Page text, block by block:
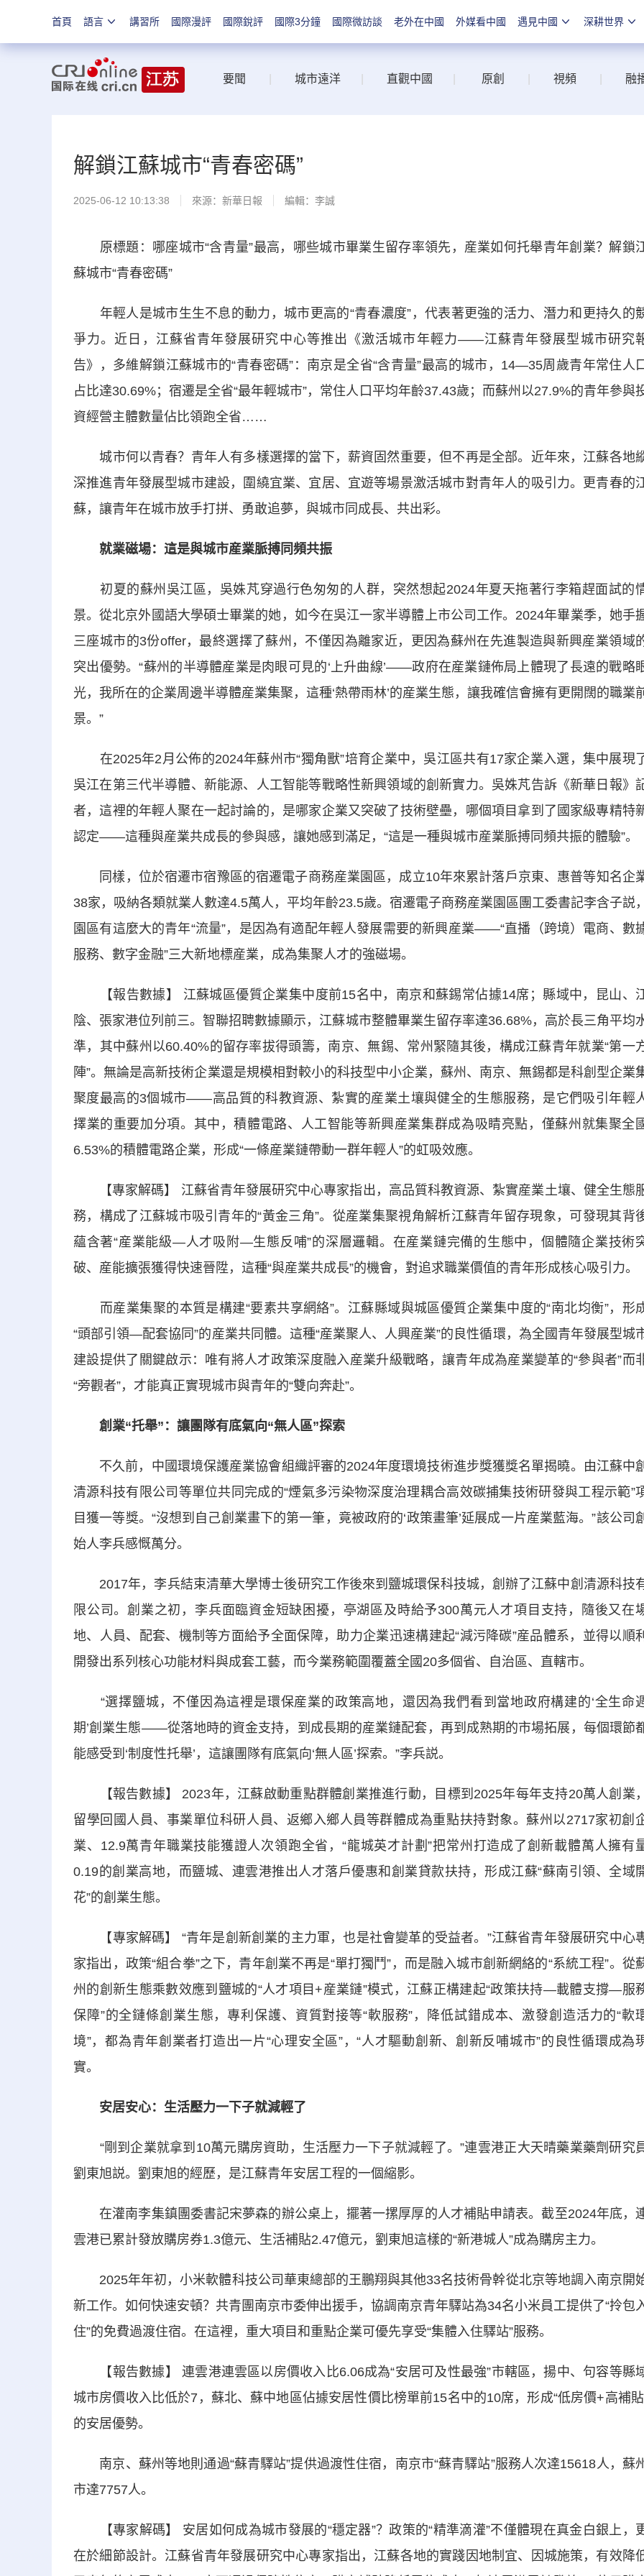
首頁 語言 講習所 國際漫評 國際銳評 國際3分鐘 國際微訪談 老外在中國 外媒看中國 遇見中國 深耕世界
要聞 城市遠洋 直觀中國 原創 視頻 融
解鎖江蘇城市“青春密碼”
2025-06-12 10:13:38 來源： 新華日報 編輯：李誠
原標題：哪座城市“含青量”最高，哪些城市畢業生留存率領先，産業如何托舉青年創業？解鎖
蘇城市“青春密碼”
年輕人是城市生生不息的動力，城市更高的“青春濃度”，代表著更強的活力、潛力和更持久的
爭力。近日，江蘇省青年發展研究中心等推出《激活城市年輕力——江蘇青年發展型城市研究
告》，多維解鎖江蘇城市的“青春密碼”：南京是全省“含青量”最高的城市，14—35周歲青年常住人
占比達30.69%；宿遷是全省“最年輕城市”，常住人口平均年齡37.43歲；而蘇州以27.9%的青年參與
資經營主體數量佔比領跑全省……
城市何以青春？青年人有多樣選擇的當下，薪資固然重要，但不再是全部。近年來，江蘇各地
深推進青年發展型城市建設，圍繞宜業、宜居、宜遊等場景激活城市對青年人的吸引力。更青春的
蘇，讓青年在城市放手打拼、勇敢追夢，與城市同成長、共出彩。
就業磁場：這是與城市産業脈搏同頻共振
初夏的蘇州吳江區，吳姝芃穿過行色匆匆的人群，突然想起2024年夏天拖著行李箱趕面試的
景。從北京外國語大學碩士畢業的她，如今在吳江一家半導體上市公司工作。2024年畢業季，她手
三座城市的3份offer，最終選擇了蘇州，不僅因為離家近，更因為蘇州在先進製造與新興産業領域
突出優勢。“蘇州的半導體産業是肉眼可見的‘上升曲線’——政府在産業鏈佈局上體現了長遠的戰略
光，我所在的企業周邊半導體産業集聚，這種‘熱帶雨林’的産業生態，讓我確信會擁有更開闊的職業
景。”
在2025年2月公佈的2024年蘇州市“獨角獸”培育企業中，吳江區共有17家企業入選，集中展現
吳江在第三代半導體、新能源、人工智能等戰略性新興領域的創新實力。吳姝芃告訴《新華日報》
者，這裡的年輕人聚在一起討論的，是哪家企業又突破了技術壁壘，哪個項目拿到了國家級專精特
認定——這種與産業共成長的參與感，讓她感到滿足，“這是一種與城市産業脈搏同頻共振的體驗”。
同樣，位於宿遷市宿豫區的宿遷電子商務産業園區，成立10年來累計落戶京東、惠普等知名企
38家，吸納各類就業人數達4.5萬人，平均年齡23.5歲。宿遷電子商務産業園區團工委書記李含子説，
園區有這麼大的青年“流量”，是因為有適配年輕人發展需要的新興産業——“直播（跨境）電商、數
服務、數字金融”三大新地標産業，成為集聚人才的強磁場。
【報告數據】 江蘇城區優質企業集中度前15名中，南京和蘇錫常佔據14席；縣域中，昆山、
陰、張家港位列前三。智聯招聘數據顯示，江蘇城市整體畢業生留存率達36.68%，高於長三角平均
準，其中蘇州以60.40%的留存率拔得頭籌，南京、無錫、常州緊隨其後，構成江蘇青年就業“第一
陣”。無論是高新技術企業還是規模相對較小的科技型中小企業，蘇州、南京、無錫都是科創型企業
聚度最高的3個城市——高品質的科教資源、紮實的産業土壤與健全的生態服務，是它們吸引年輕
擇業的重要加分項。其中，積體電路、人工智能等新興産業集群成為吸睛亮點，僅蘇州就集聚全
6.53%的積體電路企業，形成“一條産業鏈帶動一群年輕人”的虹吸效應。
【專家解碼】 江蘇省青年發展研究中心專家指出，高品質科教資源、紮實産業土壤、健全生態
務，構成了江蘇城市吸引青年的“黃金三角”。從産業集聚視角解析江蘇青年留存現象，可發現其背
蘊含著“産業能級—人才吸附—生態反哺”的深層邏輯。在産業鏈完備的生態中，個體隨企業技術
破、産能擴張獲得快速晉陞，這種“與産業共成長”的機會，對追求職業價值的青年形成核心吸引力。
而産業集聚的本質是構建“要素共享網絡”。江蘇縣域與城區優質企業集中度的“南北均衡”，形
“頭部引領—配套協同”的産業共同體。這種“産業聚人、人興産業”的良性循環，為全國青年發展型城
建設提供了關鍵啟示：唯有將人才政策深度融入産業升級戰略，讓青年成為産業變革的“參與者”而
“旁觀者”，才能真正實現城市與青年的“雙向奔赴”。
創業“托舉”：讓團隊有底氣向“無人區”探索
不久前，中國環境保護産業協會組織評審的2024年度環境技術進步獎獲獎名單揭曉。由江蘇中創
清源科技有限公司等單位共同完成的“煙氣多污染物深度治理耦合高效碳捕集技術研發與工程示範”
目獲一等獎。“沒想到自己創業畫下的第一筆，竟被政府的‘政策畫筆’延展成一片産業藍海。”該公司創
始人李兵感慨萬分。
2017年，李兵結束清華大學博士後研究工作後來到鹽城環保科技城，創辦了江蘇中創清源科技
限公司。創業之初，李兵面臨資金短缺困擾，亭湖區及時給予300萬元人才項目支持，隨後又在
地、人員、配套、機制等方面給予全面保障，助力企業迅速構建起“減污降碳”産品體系，並得以順利
開發出系列核心功能材料與成套工藝，而今業務範圍覆蓋全國20多個省、自治區、直轄市。
“選擇鹽城，不僅因為這裡是環保産業的政策高地，還因為我們看到當地政府構建的‘全生命
期’創業生態——從落地時的資金支持，到成長期的産業鏈配套，再到成熟期的市場拓展，每個環節
能感受到‘制度性托舉’，這讓團隊有底氣向‘無人區’探索。”李兵説。
【報告數據】 2023年，江蘇啟動重點群體創業推進行動，目標到2025年每年支持20萬人創業，
留學回國人員、事業單位科研人員、返鄉入鄉人員等群體成為重點扶持對象。蘇州以2717家初創
業、12.9萬青年職業技能獲證人次領跑全省，“龍城英才計劃”把常州打造成了創新載體萬人擁有
0.19的創業高地，而鹽城、連雲港推出人才落戶優惠和創業貸款扶持，形成江蘇“蘇南引領、全域
花”的創業生態。
【專家解碼】 “青年是創新創業的主力軍，也是社會變革的受益者。”江蘇省青年發展研究中心
家指出，政策“組合拳”之下，青年創業不再是“單打獨鬥”，而是融入城市創新網絡的“系統工程”。從
州的創新生態乘數效應到鹽城的“人才項目+産業鏈”模式，江蘇正構建起“政策扶持—載體支撐—服
保障”的全鏈條創業生態，專利保護、資質對接等“軟服務”，降低試錯成本、激發創造活力的“軟
境”，都為青年創業者打造出一片“心理安全區”，“人才驅動創新、創新反哺城市”的良性循環成為
實。
安居安心：生活壓力一下子就減輕了
“剛到企業就拿到10萬元購房資助，生活壓力一下子就減輕了。”連雲港正大天晴藥業藥劑研究
劉東旭説。劉東旭的經歷，是江蘇青年安居工程的一個縮影。
在灌南李集鎮團委書記宋夢森的辦公桌上，擺著一摞厚厚的人才補貼申請表。截至2024年底，
雲港已累計發放購房券1.3億元、生活補貼2.47億元，劉東旭這樣的“新港城人”成為購房主力。
2025年年初，小米軟體科技公司華東總部的王鵬翔與其他33名技術骨幹從北京等地調入南京開
新工作。如何快速安頓？共青團南京市委伸出援手，協調南京青年驛站為34名小米員工提供了“拎包
住”的免費過渡住宿。在這裡，重大項目和重點企業可優先享受“集體入住驛站”服務。
【報告數據】 連雲港連雲區以房價收入比6.06成為“安居可及性最強”市轄區，揚中、句容等縣
城市房價收入比低於7，蘇北、蘇中地區佔據安居性價比榜單前15名中的10席，形成“低房價+高補貼
的安居優勢。
南京、蘇州等地則通過“蘇青驛站”提供過渡性住宿，南京市“蘇青驛站”服務人次達15618人，蘇
市達7757人。
【專家解碼】 安居如何成為城市發展的“穩定器”？政策的“精準滴灌”不僅體現在真金白銀上，
在於細節設計。江蘇省青年發展研究中心專家指出，江蘇各地的實踐因地制宜、因城施策，有效降